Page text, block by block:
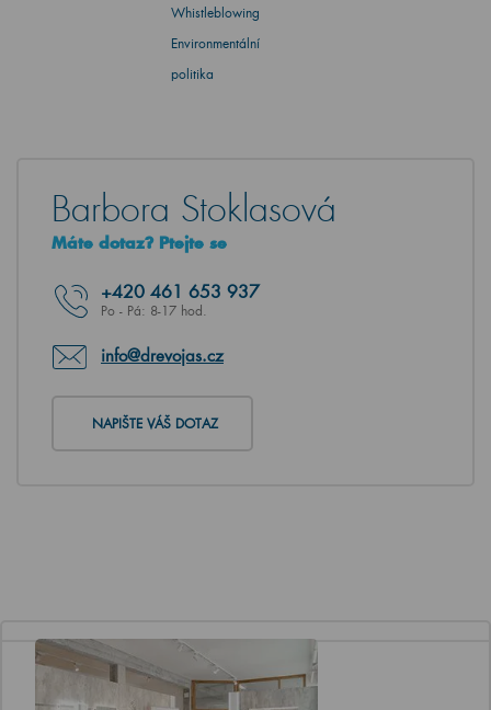
Whistleblowing
Environmentální
politika
Barbora Stoklasová
Máte dotaz? Ptejte se
+420 461 653 937
Po - Pá: 8-17 hod.
info@drevojas.cz
NAPIŠTE VÁŠ DOTAZ